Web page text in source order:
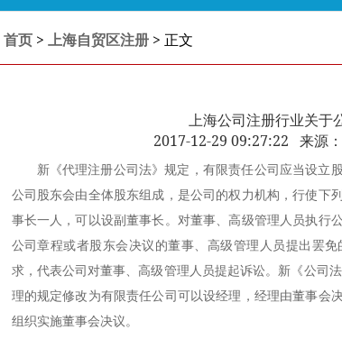
首页 > 上海自贸区注册 > 正文
上海公司注册行业关于
2017-12-29 09:27:22 来源
新《代理注册公司法》规定，有限责任公司应当设立
公司股东会由全体股东组成，是公司的权力机构，行使下
事长一人，可以设副董事长。对董事、高级管理人员执行
公司章程或者股东会决议的董事、高级管理人员提出罢
求，代表公司对董事、高级管理人员提起诉讼。新《公司
理的规定修改为有限责任公司可以设经理，经理由董事会
组织实施董事会决议。